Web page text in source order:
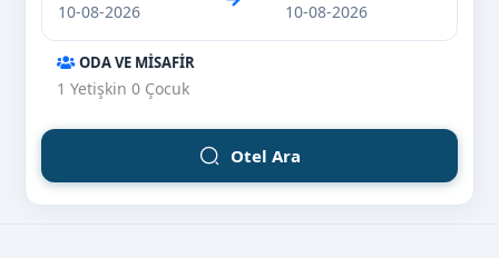
ODA VE MİSAFİR
1 Yetişkin 0 Çocuk
Otel Ara